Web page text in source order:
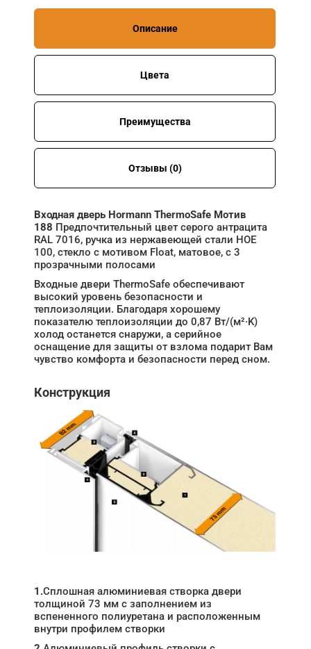
Описание
Цвета
Преимущества
Отзывы (0)
Входная дверь Hormann ThermoSafe Мотив
188 Предпочтительный цвет серого антрацита
RAL 7016, ручка из нержавеющей стали HOE
100, стекло с мотивом Float, матовое, с 3
прозрачными полосами
Входные двери ThermoSafe обеспечивают
высокий уровень безопасности и
теплоизоляции. Благодаря хорошему
показателю теплоизоляции до 0,87 Вт/(м²·K)
холод останется снаружи, а серийное
оснащение для защиты от взлома подарит Вам
чувство комфорта и безопасности перед сном.
Конструкция
1.Сплошная алюминиевая створка двери
толщиной 73 мм с заполнением из
вспененного полиуретана и расположенным
внутри профилем створки